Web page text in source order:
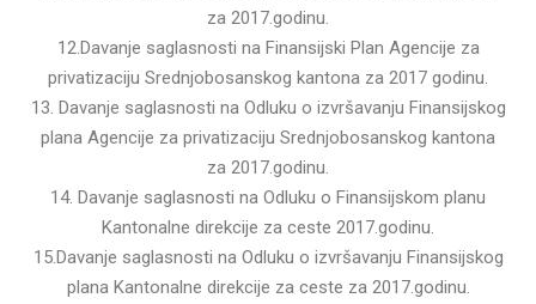
za 2017.godinu.
12.Davanje saglasnosti na Finansijski Plan Agencije za
privatizaciju Srednjobosanskog kantona za 2017 godinu.
13. Davanje saglasnosti na Odluku o izvršavanju Finansijskog
plana Agencije za privatizaciju Srednjobosanskog kantona
za 2017.godinu.
14. Davanje saglasnosti na Odluku o Finansijskom planu
Kantonalne direkcije za ceste 2017.godinu.
15.Davanje saglasnosti na Odluku o izvršavanju Finansijskog
plana Kantonalne direkcije za ceste za 2017.godinu.